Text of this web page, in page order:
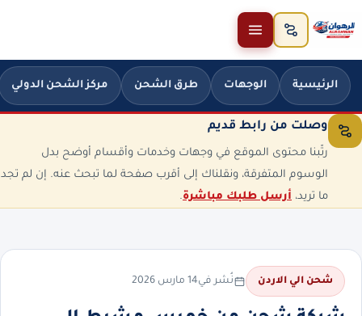
تخطَّ إلى المحتوى
الرئيسية الوجهات طرق الشحن مركز الشحن الدولي
وصلت من رابط قديم
رتّبنا محتوى الموقع في وجهات وخدمات وأقسام أوضح بدل
الوسوم المتفرقة، ونقلناك إلى أقرب صفحة لما تبحث عنه. إن لم تجد
ما تريد، أرسل طلبك مباشرة.
شحن الي الاردن نُشر في14 مارس 2026